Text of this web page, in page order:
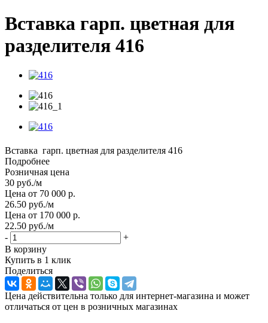
Вставка гарп. цветная для
разделителя 416
Вставка гарп. цветная для разделителя 416
Подробнее
Розничная цена
30 руб./м
Цена от 70 000 р.
26.50 руб./м
Цена от 170 000 р.
22.50 руб./м
-
+
В корзину
Купить в 1 клик
Поделиться
Цена действительна только для интернет-магазина и может
отличаться от цен в розничных магазинах